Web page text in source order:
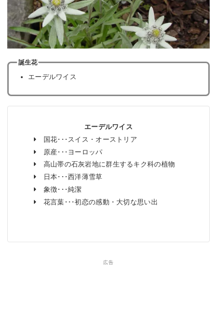
誕生花
エーデルワイス
エーデルワイス
国花･･･スイス・オーストリア
原産･･･ヨーロッパ
高山帯の石灰岩地に群生するキク科の植物
日本･･･西洋薄雪草
象徴･･･純潔
花言葉･･･初恋の感動・大切な思い出
広告